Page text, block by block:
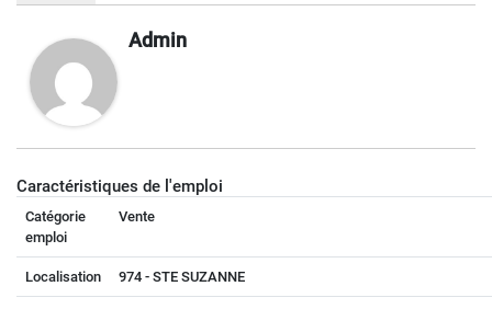
Admin
Caractéristiques de l'emploi
Catégorie
emploi
Vente
Localisation 974 - STE SUZANNE